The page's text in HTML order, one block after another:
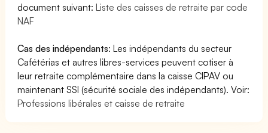
document suivant:Liste des caisses de retraite par code
NAF
Cas des indépendants: Les indépendants du secteur
Cafétérias et autres libres-services peuvent cotiser à
leur retraite complémentaire dans la caisse CIPAV ou
maintenant SSI (sécurité sociale des indépendants). Voir:
Professions libérales et caisse de retraite